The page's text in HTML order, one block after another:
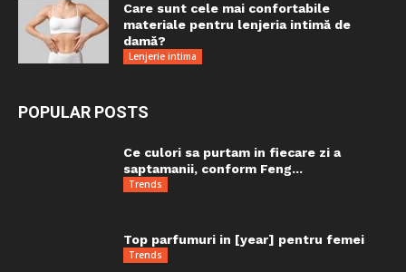
Care sunt cele mai confortabile
materiale pentru lenjeria intimă de
damă?
Lenjerie intima
POPULAR POSTS
Ce culori sa purtam in fiecare zi a
saptamanii, conform Feng...
Trends
Top parfumuri in [year] pentru femei
Trends